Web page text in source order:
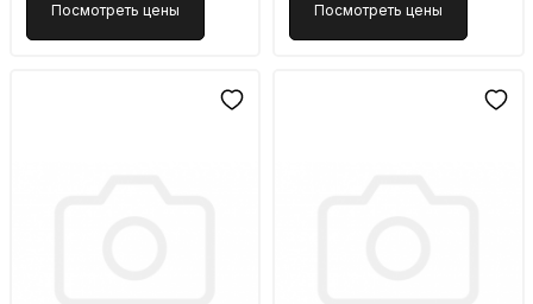
Посмотреть цены Посмотреть цены